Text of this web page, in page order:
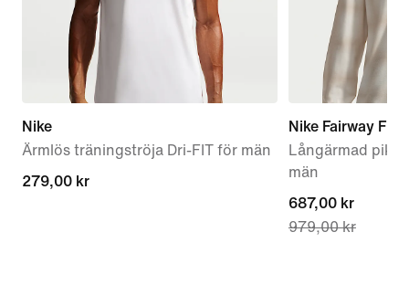
Nike
Ärmlös träningströja Dri-FIT för män
279,00 kr
279,00 kr
Nike Fairway
Långärmad
män
current
price
687,00 kr
979,00 kr